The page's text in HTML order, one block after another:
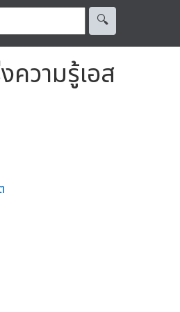
🔍︎
วามรู้เอส